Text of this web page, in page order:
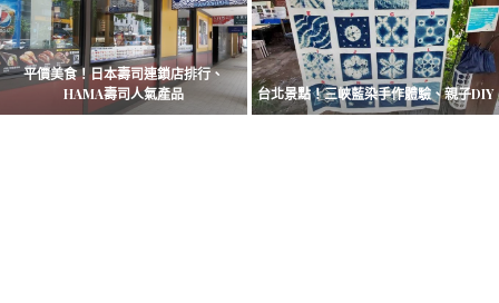
福岡美食！柳川百年老店「若松屋」日
式鰻魚飯
自由行必買！JR PASS 交通券(立山黑部/
九州)、常見問...